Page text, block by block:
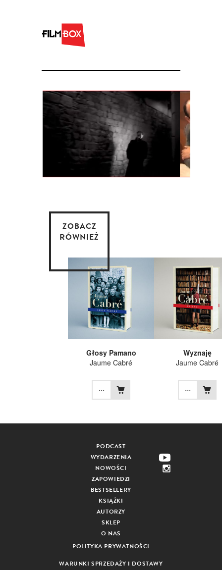
ZOBACZ
RÓWNIEŻ
Głosy Pamano
Jaume Cabré
...
Wyznaję
Jaume Cabré
...
PODCAST
WYDARZENIA
NOWOŚCI
ZAPOWIEDZI
BESTSELLERY
KSIĄŻKI
AUTORZY
SKLEP
O NAS
POLITYKA PRYWATNOŚCI
WARUNKI SPRZEDAŻY I DOSTAWY